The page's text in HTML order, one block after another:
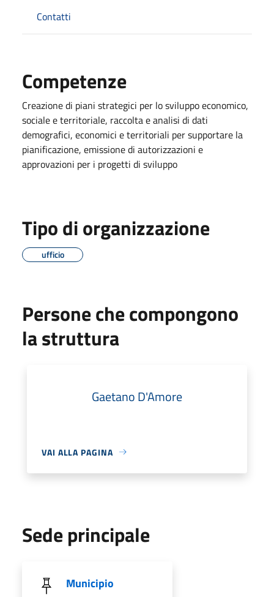
Contatti
Competenze
Creazione di piani strategici per lo sviluppo economico,
sociale e territoriale, raccolta e analisi di dati
demografici, economici e territoriali per supportare la
pianificazione, emissione di autorizzazioni e
approvazioni per i progetti di sviluppo
Tipo di organizzazione
ufficio
Persone che compongono
la struttura
Gaetano D'Amore
VAI ALLA PAGINA
Sede principale
Municipio